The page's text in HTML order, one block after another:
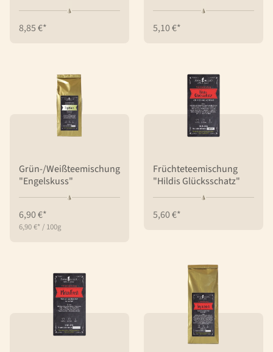
8,85 €* 5,10 €*
Grün-/Weißteemischung
"Engelskuss"
6,90 €*
6,90 €*/ 100g
Früchteteemischung
"Hildis Glücksschatz"
5,60 €*